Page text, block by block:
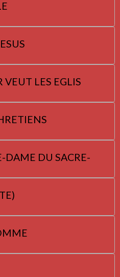
LES EGLIS
DAME DU SACRE-